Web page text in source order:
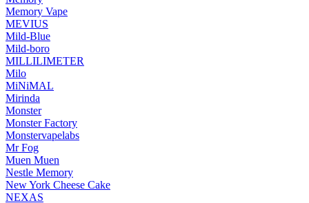
Memory Vape
MEVIUS
Mild-Blue
Mild-boro
MILLILIMETER
Milo
MiNiMAL
Mirinda
Monster
Monster Factory
Monstervapelabs
Mr Fog
Muen Muen
Nestle Memory
New York Cheese Cake
NEXAS